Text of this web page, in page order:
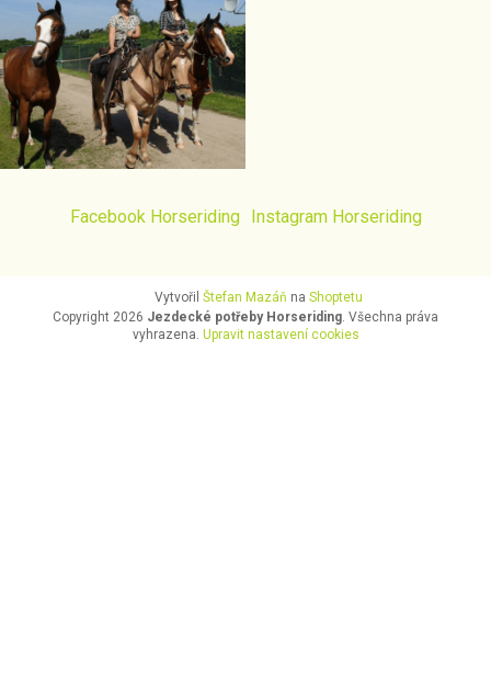
Facebook Horseriding Instagram Horseriding
VytvořilŠtefan Mazáň naShoptetu
Copyright 2026 Jezdecké potřeby Horseriding. Všechna práva
vyhrazena. Upravit nastavení cookies